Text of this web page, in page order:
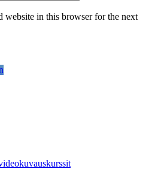
website in this browser for the next